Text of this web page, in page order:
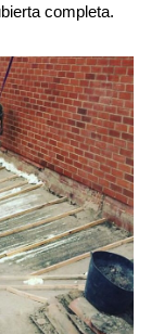
completa.